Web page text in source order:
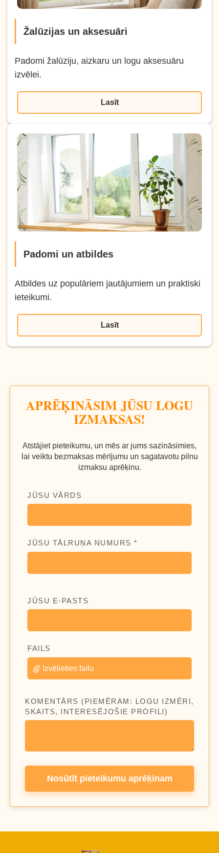
Žalūzijas un aksesuāri
Padomi žalūziju, aizkaru un logu aksesuāru
izvēlei.
Lasīt
Padomi un atbildes
Atbildes uz populāriem jautājumiem un praktiski
ieteikumi.
Lasīt
APRĒĶINĀSIM JŪSU LOGU
IZMAKSAS!
Atstājiet pieteikumu, un mēs ar jums sazināsimies,
lai veiktu bezmaksas mērījumu un sagatavotu pilnu
izmaksu aprēķinu.
JŪSU VĀRDS
JŪSU TĀLRUŅA NUMURS *
JŪSU E-PASTS
FAILS
Izvēlieties failu
KOMENTĀRS (PIEMĒRAM: LOGU IZMĒRI,
SKAITS, INTERESĒJOŠIE PROFILI)
Nosūtīt pieteikumu aprēķinam